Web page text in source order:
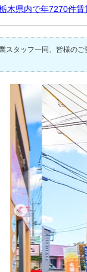
木県内で年7270件賃
スタッフ一同、皆様の